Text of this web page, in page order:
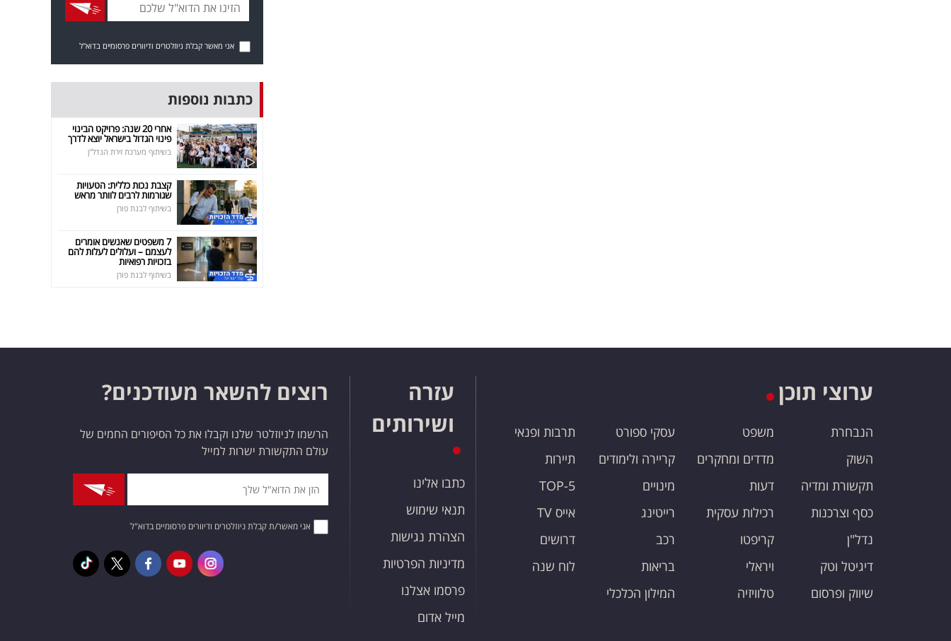
אני מאשר קבלת ניוזלטרים ודיוורים פרסומיים בדוא"ל
כתבות נוספות
אחרי 20 שנה: פרויקט הבינוי
פינוי הגדול בישראל יוצא לדרך
בשיתוף מערכת זירת הנדל"ן
קצבת נכות כללית: הטעויות
שגורמות לרבים לוותר מראש
בשיתוף לבנת פורן
7 משפטים שאנשים אומרים
לעצמם – ועלולים לעלות להם
בזכויות רפואיות
בשיתוף לבנת פורן
ערוצי תוכן
הנבחרת
השוק
תקשורת ומדיה
כסף וצרכנות
נדל"ן
דיגיטל וטק
שיווק ופרסום
משפט
מדדים ומחקרים
דעות
רכילות עסקית
קריפטו
ויראלי
טלוויזיה
עסקי ספורט
קריירה ולימודים
מינויים
רייטינג
רכב
בריאות
המילון הכלכלי
תרבות ופנאי
תיירות
TOP-5
אייס TV
דרושים
לוח שנה
עזרה
ושירותים
כתבו אלינו
תנאי שימוש
הצהרת נגישות
מדיניות הפרטיות
פרסמו אצלנו
מייל אדום
רוצים להשאר מעודכנים?
הרשמו לניוזלטר שלנו וקבלו את כל הסיפורים החמים של
עולם התקשורת ישרות למייל
אני מאשר/ת קבלת ניוזלטרים ודיוורים פרסומיים בדוא"ל